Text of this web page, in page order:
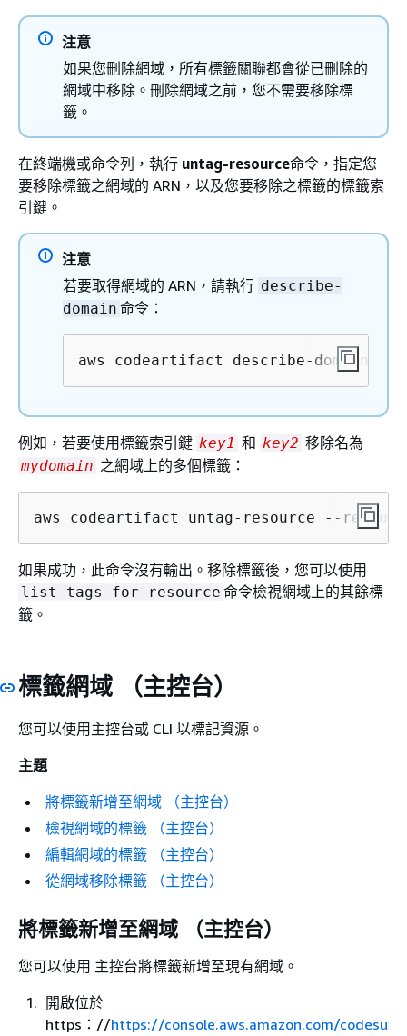
注意
如果您刪除網域，所有標籤關聯都會從已刪除的
網域中移除。刪除網域之前，您不需要移除標
籤。
在終端機或命令列，執行 untag-resource命令，指定您
要移除標籤之網域的 ARN，以及您要移除之標籤的標籤索
引鍵。
注意
若要取得網域的 ARN，請執行 describe-
domain 命令：
aws codeartifact describe-domain --
例如，若要使用標籤索引鍵 key1 和 key2 移除名為
mydomain 之網域上的多個標籤：
aws codeartifact untag-resource --
如果成功，此命令沒有輸出。移除標籤後，您可以使用
list-tags-for-resource 命令檢視網域上的其餘標
籤。
標籤網域 （主控台）
您可以使用主控台或 CLI 以標記資源。
主題
將標籤新增至網域 （主控台）
檢視網域的標籤 （主控台）
編輯網域的標籤 （主控台）
從網域移除標籤 （主控台）
將標籤新增至網域 （主控台）
您可以使用 主控台將標籤新增至現有網域。
開啟位於
https：//https://console.aws.amazon.com/codesu